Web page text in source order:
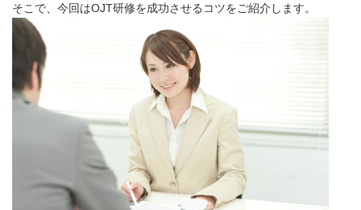
そこで、今回はOJT研修を成功させるコツをご紹介します。